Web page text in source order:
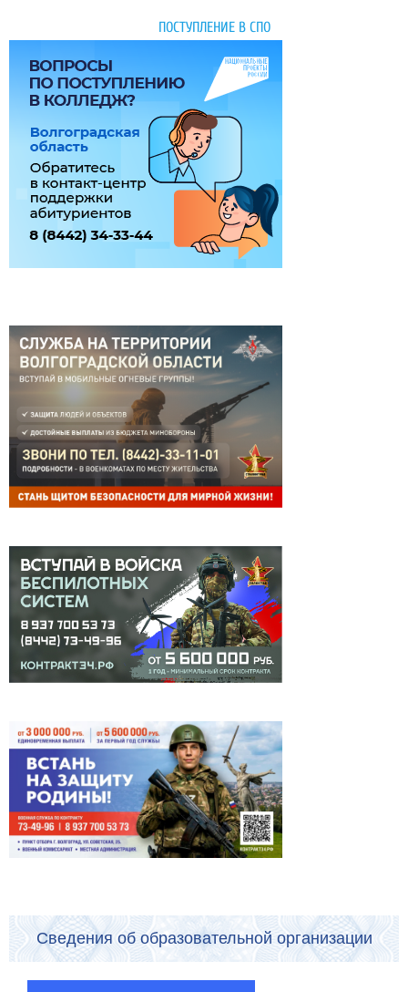
ПОСТУПЛЕНИЕ В СПО
Сведения об образовательной организации